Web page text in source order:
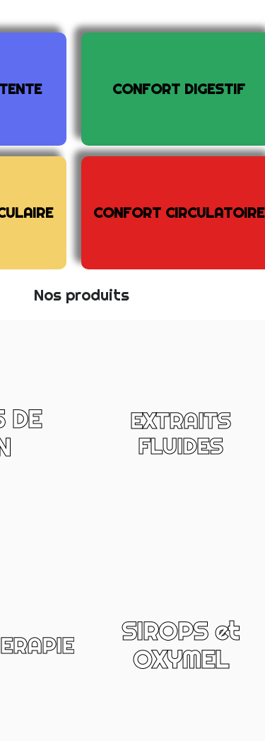
CONFORT DIGESTIF
CONFORT CIRCULATOIRE
Nos produits
DE
EXTRAITS
FLUIDES
SIROPS et
OXYMEL